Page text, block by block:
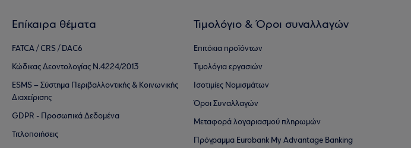
Επίκαιρα θέματα
FATCA / CRS / DAC6
Κώδικας Δεοντολογίας Ν.4224/2013
ESMS – Σύστημα Περιβαλλοντικής & Κοινωνικής
Διαχείρισης
GDPR - Προσωπικά Δεδομένα
Τιτλοποιήσεις
Τιμολόγιο & Όροι συναλλαγών
Επιτόκια προϊόντων
Τιμολόγια εργασιών
Ισοτιμίες Νομισμάτων
Όροι Συναλλαγών
Μεταφορά λογαριασμού πληρωμών
Πρόγραμμα Eurobank My Advantage Banking